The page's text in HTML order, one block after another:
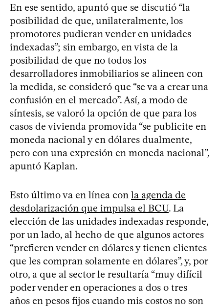
En ese sentido, apuntó que se discutió “la
posibilidad de que, unilateralmente, los
promotores pudieran vender en unidades
indexadas”; sin embargo, en vista de la
posibilidad de que no todos los
desarrolladores inmobiliarios se alineen con
la medida, se consideró que “se va a crear una
confusión en el mercado”. Así, a modo de
síntesis, se valoró la opción de que para los
casos de vivienda promovida “se publicite en
moneda nacional y en dólares dualmente,
pero con una expresión en moneda nacional”,
apuntó Kaplan.
Esto último va en línea con la agenda de
desdolarización que impulsa el BCU. La
elección de las unidades indexadas responde,
por un lado, al hecho de que algunos actores
“prefieren vender en dólares y tienen clientes
que les compran solamente en dólares”, y, por
otro, a que al sector le resultaría “muy difícil
poder vender en operaciones a dos o tres
años en pesos fijos cuando mis costos no son